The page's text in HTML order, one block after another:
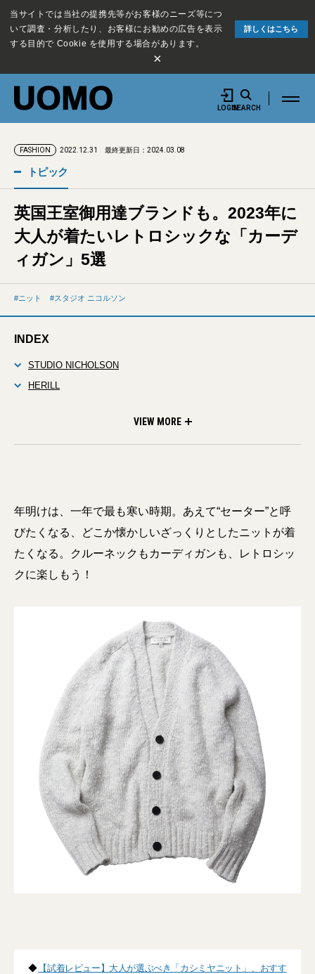
当サイトでは当社の提携先等がお客様のニーズ等につ
いて調査・分析したり、お客様にお勧めの広告を表示
する目的で Cookie を使用する場合があります。
詳しくはこちら
×
LOGINSEARCH
FASHION 2022.12.31 最終更新日：2024.03.08
トピック
英国王室御用達ブランドも。2023年に
大人が着たいレトロシックな「カーデ
ィガン」5選
ニット スタジオ ニコルソン
INDEX
STUDIO NICHOLSON
HERILL
VIEW MORE
年明けは、一年で最も寒い時期。あえて“セーター”と呼
びたくなる、どこか懐かしいざっくりとしたニットが着
たくなる。クルーネックもカーディガンも、レトロシッ
クに楽しもう！
◆ 【試着レビュー】大人が選ぶべき「カシミヤニット」、おすす